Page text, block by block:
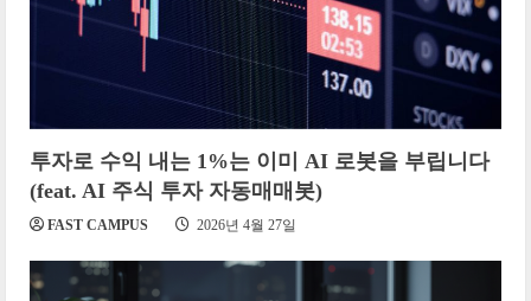
투자로 수익 내는 1%는 이미 AI 로봇을 부립니다
(feat. AI 주식 투자 자동매매봇)
FAST CAMPUS 2026년 4월 27일